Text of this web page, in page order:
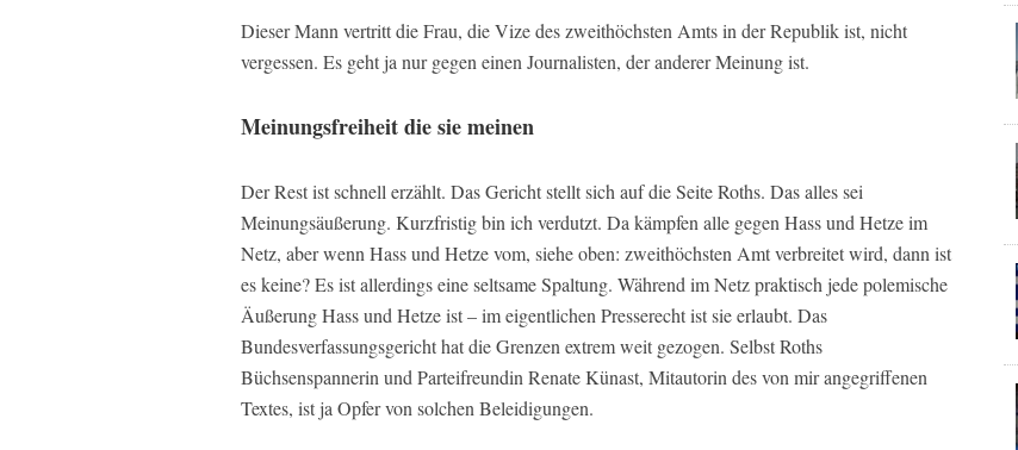
Dieser Mann vertritt die Frau, die Vize des zweithöchsten Amts in der Republik ist, nicht
vergessen. Es geht ja nur gegen einen Journalisten, der anderer Meinung ist.
Meinungsfreiheit die sie meinen
Der Rest ist schnell erzählt. Das Gericht stellt sich auf die Seite Roths. Das alles sei
Meinungsäußerung. Kurzfristig bin ich verdutzt. Da kämpfen alle gegen Hass und Hetze im
Netz, aber wenn Hass und Hetze vom, siehe oben: zweithöchsten Amt verbreitet wird, dann ist
es keine? Es ist allerdings eine seltsame Spaltung. Während im Netz praktisch jede polemische
Äußerung Hass und Hetze ist – im eigentlichen Presserecht ist sie erlaubt. Das
Bundesverfassungsgericht hat die Grenzen extrem weit gezogen. Selbst Roths
Büchsenspannerin und Parteifreundin Renate Künast, Mitautorin des von mir angegriffenen
Textes, ist ja Opfer von solchen Beleidigungen.